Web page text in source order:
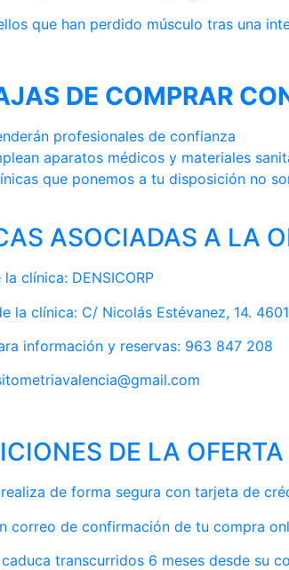
que han perdido músculo tras una
DE COMPRAR
profesionales de confianza
aparatos médicos y materiales
que ponemos a tu disposición no
ASOCIADAS A LA
clínica: DENSICORP
la clínica: C/ Nicolás Estévanez, 14.
información y reservas: 963 847 208
DE LA OFERTA
de forma segura con tarjeta de
correo de confirmación de tu compra
transcurridos 6 meses desde su